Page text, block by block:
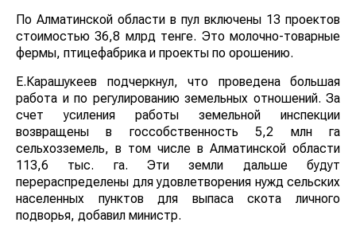
По Алматинской области в пул включены 13 проектов
стоимостью 36,8 млрд тенге. Это молочно-товарные
фермы, птицефабрика и проекты по орошению.
Е.Карашукеев подчеркнул, что проведена большая
работа и по регулированию земельных отношений. За
счет усиления работы земельной инспекции
возвращены в госсобственность 5,2 млн га
сельхозземель, в том числе в Алматинской области
113,6 тыс. га. Эти земли дальше будут
перераспределены для удовлетворения нужд сельских
населенных пунктов для выпаса скота личного
подворья, добавил министр.